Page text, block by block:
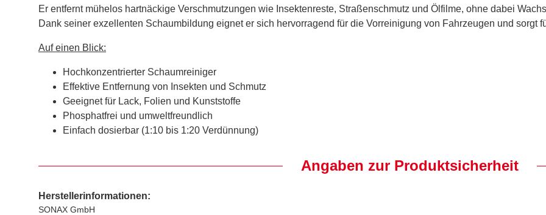
Er entfernt mühelos hartnäckige Verschmutzungen wie Insektenreste, Straßenschmutz und Ölfilme, ohne dabei
Dank seiner exzellenten Schaumbildung eignet er sich hervorragend für die Vorreinigung von Fahrzeugen und sorgt
Auf einen Blick:
Hochkonzentrierter Schaumreiniger
Effektive Entfernung von Insekten und Schmutz
Geeignet für Lack, Folien und Kunststoffe
Phosphatfrei und umweltfreundlich
Einfach dosierbar (1:10 bis 1:20 Verdünnung)
Angaben zur Produktsicherheit
Herstellerinformationen:
SONAX GmbH